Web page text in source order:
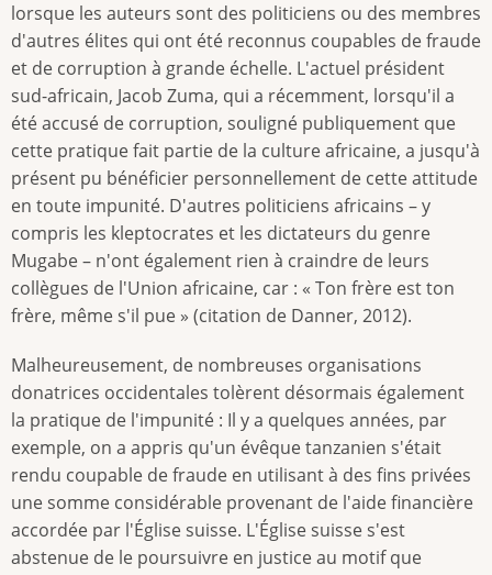
lorsque les auteurs sont des politiciens ou des membres
d'autres élites qui ont été reconnus coupables de fraude
et de corruption à grande échelle. L'actuel président
sud-africain, Jacob Zuma, qui a récemment, lorsqu'il a
été accusé de corruption, souligné publiquement que
cette pratique fait partie de la culture africaine, a jusqu'à
présent pu bénéficier personnellement de cette attitude
en toute impunité. D'autres politiciens africains – y
compris les kleptocrates et les dictateurs du genre
Mugabe – n'ont également rien à craindre de leurs
collègues de l'Union africaine, car : « Ton frère est ton
frère, même s'il pue » (citation de Danner, 2012).
Malheureusement, de nombreuses organisations
donatrices occidentales tolèrent désormais également
la pratique de l'impunité : Il y a quelques années, par
exemple, on a appris qu'un évêque tanzanien s'était
rendu coupable de fraude en utilisant à des fins privées
une somme considérable provenant de l'aide financière
accordée par l'Église suisse. L'Église suisse s'est
abstenue de le poursuivre en justice au motif que